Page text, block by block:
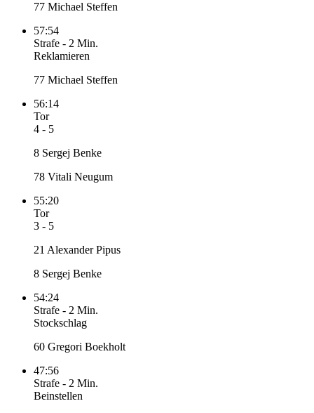
77 Michael Steffen
57:54
Strafe - 2 Min.
Reklamieren
77 Michael Steffen
56:14
Tor
4 - 5
8 Sergej Benke
78 Vitali Neugum
55:20
Tor
3 - 5
21 Alexander Pipus
8 Sergej Benke
54:24
Strafe - 2 Min.
Stockschlag
60 Gregori Boekholt
47:56
Strafe - 2 Min.
Beinstellen